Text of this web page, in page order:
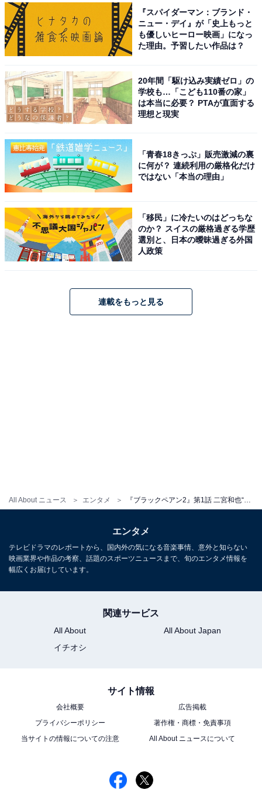
All About ニュース エンタメ
関係とは？
佐伯が狙うのは心臓外科に特化した新病院の設立だけで
はなく、日本医学界の頂点である全日本医学会会長の
座。東城大の一員となった神業を持つ悪魔のような天城
は、今後どのように物語をかき回していくのでしょう
か。シリーズ1を超える壮大さに期待が高まった第1話。
世良から渡海の名を聞いた時に天城が一瞬見せた表情の
X（旧Twitter）では、「天城先生めちゃくちゃかっこい
い。一人称が僕なのも変人っぽくて良い」「天城先生、
生に何故かにっこりしてしまう」「『じゃやれよ！』と
か世良が天城を追い抜いて振り向きお願いするシーンと
か、前作リスペクト感がエモい」「原作では渡海先生と
トが殺到し、多くの反響を呼んでいます。
編集・ライター歴17年。マンガ、小説、雑誌等の編
ドラマレビューを中心に取材・執筆の傍ら、飲食企
業のWeb戦略コンサルティングも行う。
第2話の予告を見る
『スパイダーマン：ブランド・
ニュー・デイ』が「史上もっと
も優しいヒーロー映画」になっ
た理由。予習したい作品は？
20年間「駆け込み実績ゼロ」の
学校も…「こども110番の家」
は本当に必要？ PTAが直面する
理想と現実
「青春18きっぷ」販売激減の裏
に何が？ 連続利用の厳格化だけ
ではない「本当の理由」
「移民」に冷たいのはどっちな
のか？ スイスの厳格過ぎる学歴
選別と、日本の曖昧過ぎる外国
人政策
連載をもっと見る
エンタメ
テレビドラマのレポートから、国内外の気になる音楽事情、意外と知らない
映画業界や作品の考察、話題のスポーツニュースまで、旬のエンタメ情報を
幅広くお届けしています。
関連サービス
All About
All About Japan
イチオシ
サイト情報
会社概要
広告掲載
プライバシーポリシー
著作権・商標・免責事項
当サイトの情報についての注意
All About ニュースについて